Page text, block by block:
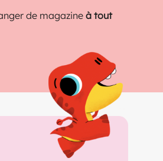
de magazine à tout